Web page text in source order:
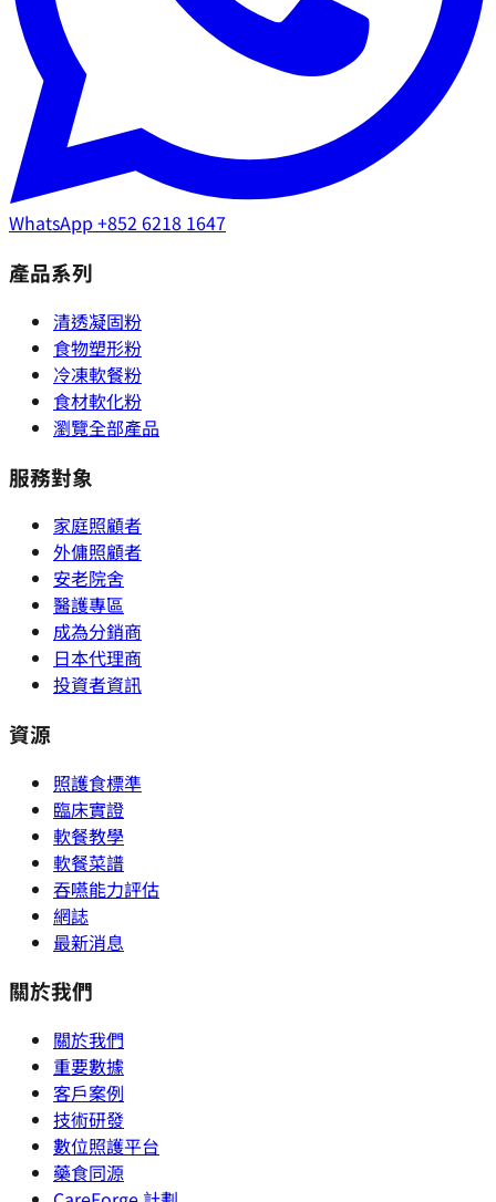
WhatsApp +852 6218 1647
產品系列
清透凝固粉
食物塑形粉
冷凍軟餐粉
食材軟化粉
瀏覽全部產品
服務對象
家庭照顧者
外傭照顧者
安老院舍
醫護專區
成為分銷商
日本代理商
投資者資訊
資源
照護食標準
臨床實證
軟餐教學
軟餐菜譜
吞嚥能力評估
網誌
最新消息
關於我們
關於我們
重要數據
客戶案例
技術研發
數位照護平台
藥食同源